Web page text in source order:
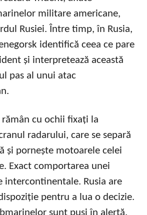
militare americane,
Rusiei. Între timp, în Rusia,
identifică ceea ce pare
și interpretează această
pas al unui atac
cu ochii fixați la
radarului, care se separă
și pornește motoarele celei
Exact comportarea unei
intercontinentale. Rusia are
pentru a lua o decizie.